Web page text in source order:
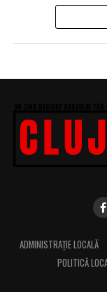
ADMINISTRAȚIE LOCALĂ
POLITICĂ